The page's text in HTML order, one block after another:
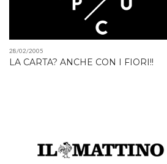
28/02/2005
LA CARTA? ANCHE CON I FIORI!!